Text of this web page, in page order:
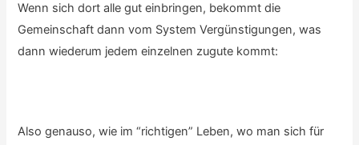
Wenn sich dort alle gut einbringen, bekommt die
Gemeinschaft dann vom System Vergünstigungen, was
dann wiederum jedem einzelnen zugute kommt:
Also genauso, wie im “richtigen” Leben, wo man sich für